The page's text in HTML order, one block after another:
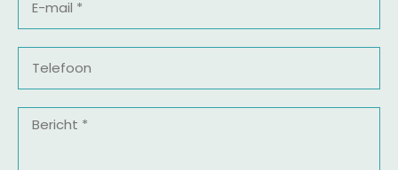
mail
Telefoon
Bericht